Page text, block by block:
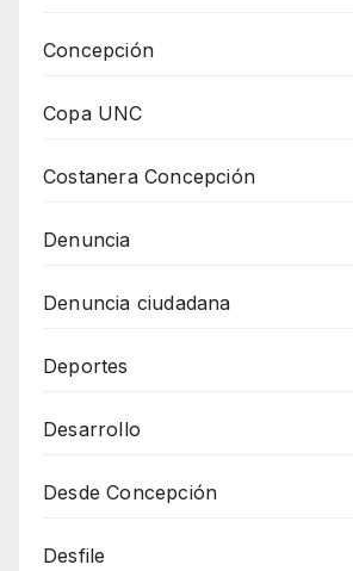
Concepción
Copa UNC
Costanera Concepción
Denuncia
Denuncia ciudadana
Deportes
Desarrollo
Desde Concepción
Desfile